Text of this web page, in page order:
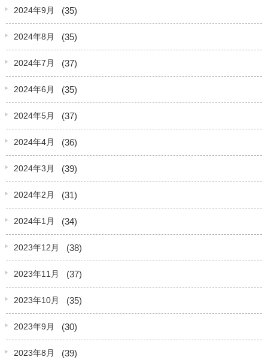
2024年9月 (35)
2024年8月 (35)
2024年7月 (37)
2024年6月 (35)
2024年5月 (37)
2024年4月 (36)
2024年3月 (39)
2024年2月 (31)
2024年1月 (34)
2023年12月 (38)
2023年11月 (37)
2023年10月 (35)
2023年9月 (30)
2023年8月 (39)